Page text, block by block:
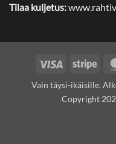
Tilaa kuljetus:
Visa
Vain täysi-ikäisille.
Copyright